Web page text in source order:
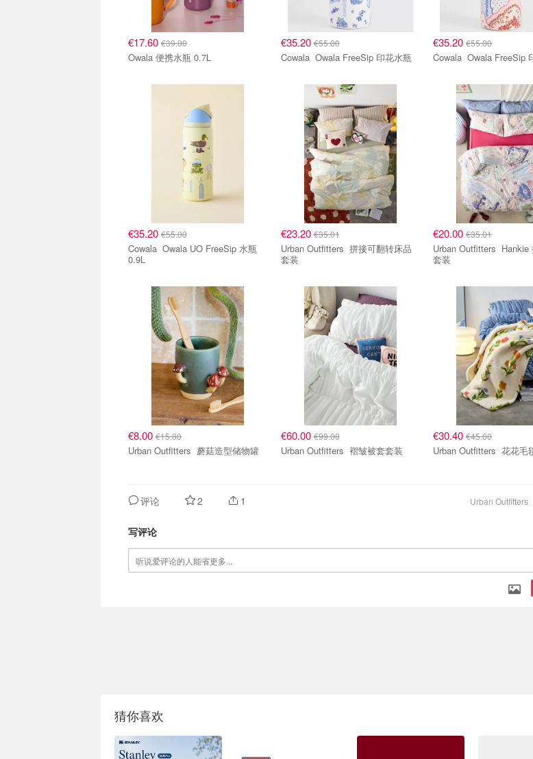
€17.60 €39.00
Owala 便携水瓶 0.7L
€35.20€55.00
Cowala Owala FreeSip 印花水瓶
€35.20 €55.00
Cowala Owala
€35.20 €55.00
Cowala Owala UO FreeSip 水瓶
0.9L
€23.20€35.01
Urban Outfitters 拼接可翻转床品
套装
€20.00 €35.01
Urban Outfitters Hankie 拼布床品
套装
€8.00 €15.00
Urban Outfitters 蘑菇造型储物罐
€60.00€99.00
Urban Outfitters 褶皱被套套装
€30.40 €45.00
Urban Outfitters 花花
Urban Outfitters
评论 2 1
写评论
猜你喜欢